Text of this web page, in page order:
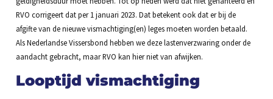
RVO corrigeert dat per 1 januari 2023. Dat betekent ook dat er bij de
afgifte van de nieuwe vismachtiging(en) leges moeten worden betaald.
Als Nederlandse Vissersbond hebben we deze lastenverzwaring onder de
aandacht gebracht, maar RVO kan hier niet van afwijken.
Looptijd vismachtiging